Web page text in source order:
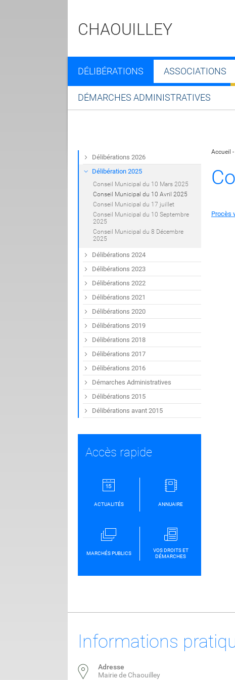
CHAOUILLEY
DÉLIBÉRATIONS ASSOCIATIONS
DÉMARCHES ADMINISTRATIVES
Accueil
Procès
Délibérations 2026
Délibération 2025
Conseil Municipal du 10 Mars 2025
Conseil Municipal du 10 Avril 2025
Conseil Municipal du 17 juillet
Conseil Municipal du 10 Septembre
2025
Conseil Municipal du 8 Décembre
2025
Délibérations 2024
Délibérations 2023
Délibérations 2022
Délibérations 2021
Délibérations 2020
Délibérations 2019
Délibérations 2018
Délibérations 2017
Délibérations 2016
Démarches Administratives
Délibérations 2015
Délibérations avant 2015
Accès rapide
ACTUALITÉS ANNUAIRE
MARCHÉS PUBLICS
VOS DROITS ET
DÉMARCHES
Informations
Adresse
Mairie de Chaouilley